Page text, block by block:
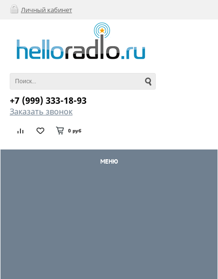
Личный кабинет
+7 (999) 333-18-93
Заказать звонок
0 руб
МЕНЮ